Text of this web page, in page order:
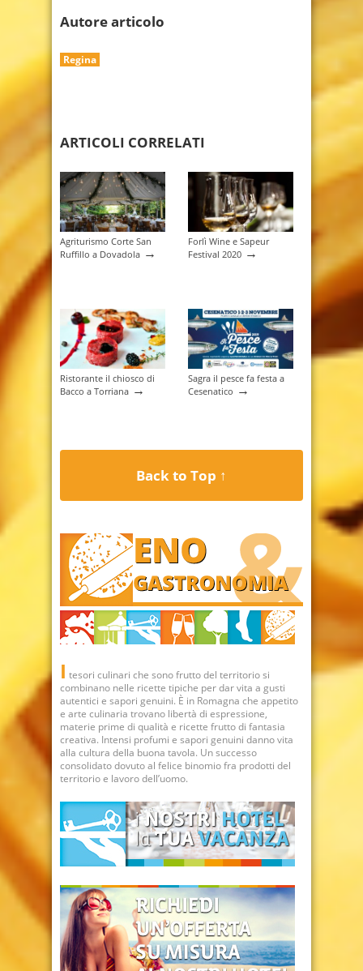
Autore articolo
Regina
ARTICOLI CORRELATI
Agriturismo Corte San
Ruffillo a Dovadola →
Forlì Wine e Sapeur
Festival 2020 →
Ristorante il chiosco di
Bacco a Torriana →
Sagra il pesce fa festa a
Cesenatico →
Back to Top ↑
I tesori culinari che sono frutto del territorio si
combinano nelle ricette tipiche per dar vita a gusti
autentici e sapori genuini. È in Romagna che appetito
e arte culinaria trovano libertà di espressione,
materie prime di qualità e ricette frutto di fantasia
creativa. Intensi profumi e sapori genuini danno vita
alla cultura della buona tavola. Un successo
consolidato dovuto al felice binomio fra prodotti del
territorio e lavoro dell’uomo.